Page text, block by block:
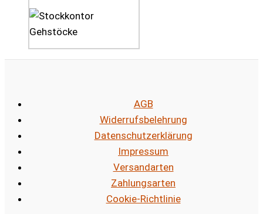
AGB
Widerrufsbelehrung
Datenschutzerklärung
Impressum
Versandarten
Zahlungsarten
Cookie-Richtlinie